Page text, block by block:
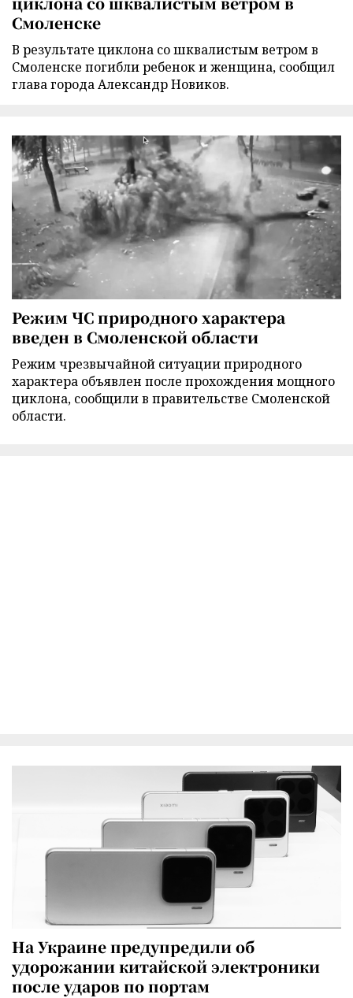
Смоленске
В результате циклона со шквалистым ветром в
Смоленске погибли ребенок и женщина, сообщил
глава города Александр Новиков.
Режим ЧС природного характера
введен в Смоленской области
Режим чрезвычайной ситуации природного
характера объявлен после прохождения мощного
циклона, сообщили в правительстве Смоленской
области.
На Украине предупредили об
удорожании китайской электроники
после ударов по портам